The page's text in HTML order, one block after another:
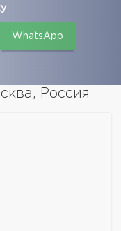
WhatsApp
Россия